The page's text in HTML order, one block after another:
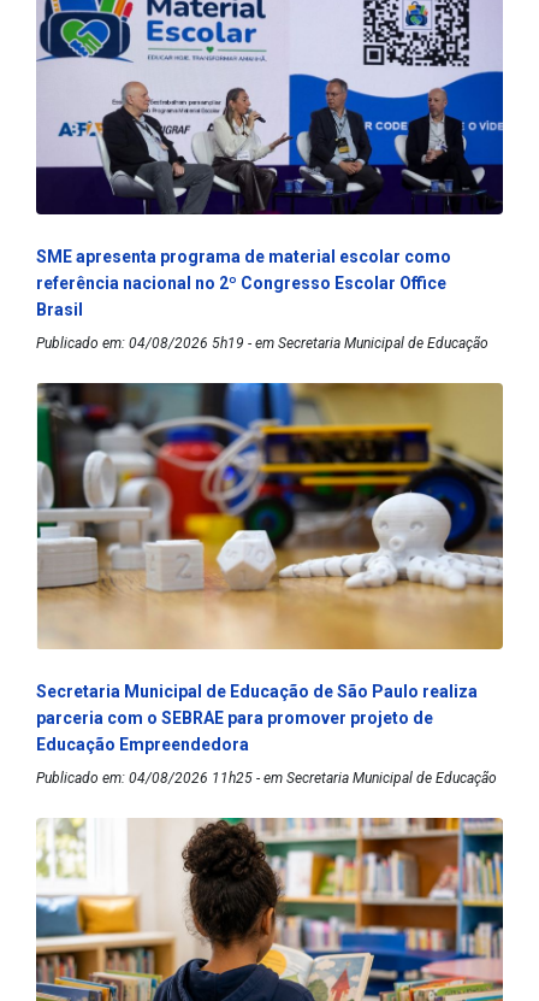
SME apresenta programa de material escolar como
referência nacional no 2º Congresso Escolar Office
Brasil
Publicado em: 04/08/2026 5h19 - em Secretaria Municipal de Educação
Secretaria Municipal de Educação de São Paulo realiza
parceria com o SEBRAE para promover projeto de
Educação Empreendedora
Publicado em: 04/08/2026 11h25 - em Secretaria Municipal de Educação